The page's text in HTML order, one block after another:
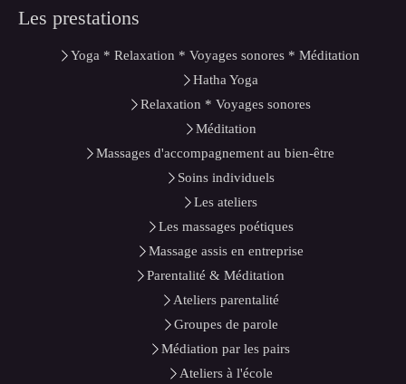
Les prestations
Yoga * Relaxation * Voyages sonores * Méditation
Hatha Yoga
Relaxation * Voyages sonores
Méditation
Massages d'accompagnement au bien-être
Soins individuels
Les ateliers
Les massages poétiques
Massage assis en entreprise
Parentalité & Méditation
Ateliers parentalité
Groupes de parole
Médiation par les pairs
Ateliers à l'école